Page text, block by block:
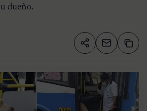
dueño.
Compartir